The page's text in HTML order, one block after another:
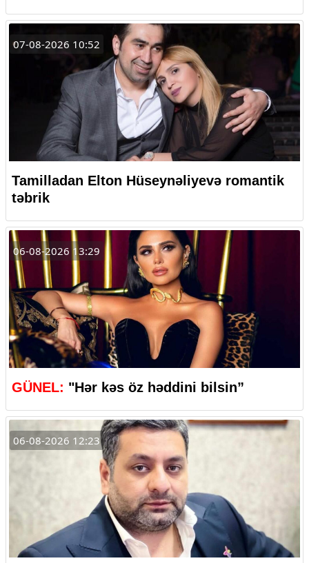
07-08-2026 10:52
Tamilladan Elton Hüseynəliyevə romantik
təbrik
06-08-2026 13:29
GÜNEL: "Hər kəs öz həddini bilsin”
06-08-2026 12:23